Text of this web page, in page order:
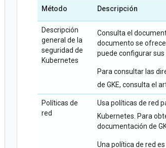
Método Descripción
Descripción
general de la
seguridad de
Kubernetes
Consulta el
documento se
puede configurar
Para consultar las
de GKE, consulta el
Políticas de
red
Usa políticas de red
Kubernetes. Para
documentación de
Una política de red